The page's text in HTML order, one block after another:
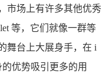
市场上有许多其他优秀
等，它们就像一群等
舞台上大展身手，在 i
优势吸引更多的用